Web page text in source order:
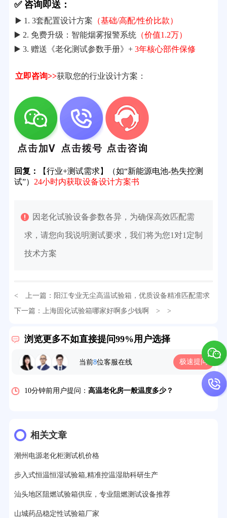
✅ 咨询即送：
▶️ 1. 3套配置设计方案 （基础/高配/性价比款）
▶️ 2. 免费升级：智能烟雾报警系统（价值1.2万）
▶️ 3. 赠送《老化测试参数手册》+ 3年核心部件保修
立即咨询>>获取您的行业设计方案：
回复：
【行业+测试需求】（如“新能源电池-热失控测
试”） 24小时内获取设备设计方案书
因老化试验设备参数各异，为确保高效匹配需
求，请您向我说明测试要求，我们将为您1对1定制
技术方案
< 上一篇： 阳江专业无尘高温试验箱，优质设备精准匹配需求
下一篇： 上海固化试验箱哪家好啊多少钱啊 > >
浏览更多不如直接提问99%用户选择
当前8位客服在线 极速提问
32分钟前用户提问：氙灯老化试验箱价格多少？
7分钟前用户提问： 老化房安全要求标准有哪些？
10分钟前用户提问： 高温老化房一般温度多少？
13分钟前用户提问：
15分钟前用户提问：高低温试验箱玻璃用什么材料？
17分钟前用户提问：步入式老化房有多大的？
22分钟前用户提问：紫外线老化箱辐照时间是多久？
25分钟前用户提问：老化箱和干燥箱区别？
相关文章
潮州电源老化柜测试机价格
步入式恒温恒湿试验箱,精准控温湿助科研生产
汕头地区阻燃试验箱供应，专业阻燃测试设备推荐
山城药品稳定性试验箱厂家